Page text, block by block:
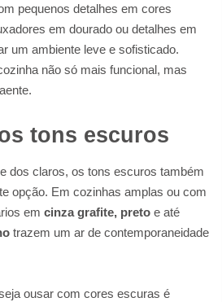
pequenos detalhes em cores
em dourado ou detalhes em
um ambiente leve e sofisticado.
não só mais funcional, mas
tons escuros
dos claros, os tons escuros também
opção. Em cozinhas amplas ou com
em cinza grafite, preto e até
trazem um ar de contemporaneidade
ousar com cores escuras é